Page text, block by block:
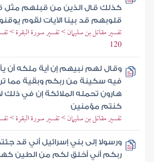
كذلك قال الذين من قبلهم
قلوبهم قد بينا الآيات لقوم
120
وقال لهم نبيهم إن آية ملكه أن
فيه سكينة من ربكم وبقية مما
هارون تحمله الملائكة إن في ذلك
كنتم مؤمنين
تفسير مقاتل بن سليمان > تفسير سورة البقرة > تفسير
ورسولا إلى بني إسرائيل أني قد
ربكم أني أخلق لكم من الطين